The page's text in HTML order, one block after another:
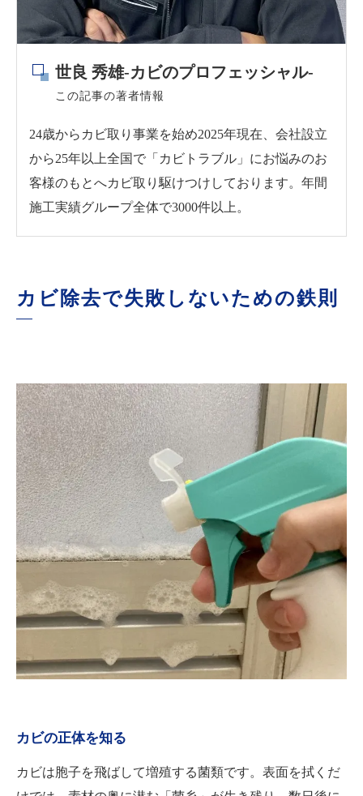
石膏ボードの確認
防カビ壁紙の注意点
断熱材の不備
カビの再発を防止！清潔な空間を維持する
湿度50%以下を維持
こまめな換気
防カビ剤の活用
埃を溜めない
正しい手順と環境改善で根絶は可能
世良 秀雄-カビのプロフェッシャル-
この記事の著者情報
24歳からカビ取り事業を始め2025年現在、会社設立
から25年以上全国で「カビトラブル」にお悩みのお
客様のもとへカビ取り駆けつけしております。年間
施工実績グループ全体で3000件以上。
カビ除去で失敗しないための鉄則
カビの正体を知る
カビは胞子を飛ばして増殖する菌類です。表面を拭くだ